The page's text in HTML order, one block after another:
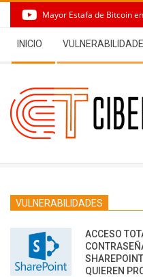
content
Mayor Estafa de Bitcoin
Navigation
Menu
INICIO
VULNERABILIDADES
ACCESO
QUIEREN